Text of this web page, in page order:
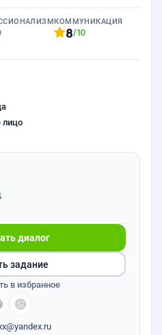
КОММУНИКАЦИЯ
8/10
лицо
диалог
задание
в избранное